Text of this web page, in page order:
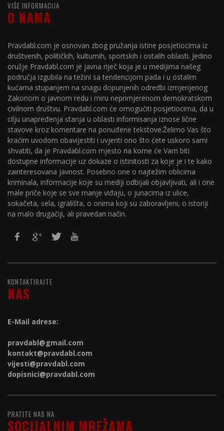
VIŠE INFORMACIJA
O NAMA
Pravdabl.com je osnovan zbog pružanja istine posjetiocima iz
društvenih, političkih, kulturnih, sportskih i ostalih oblasti. Jedino
oružje Pravdabl.com je javna riječ koja je u medijima našeg
područja izgubila na težini sa tendencijom pada i u ostalim
kućama stupanjem na snagu dopunjenih odredbi izmjenjenog
Zakonom o javnom redu i miru neprimjerenom demokratskom
civilnom društvu. Pravdabl.com će omogućiti posjetiocima, da u
cilju unapređenja stanja u oblasti informisanja iznose lične
stavove kroz komentare na ponuđene tekstove.Želimo Vas što
kraćim uvodom obavijestiti i uvjeriti ono što ćete uskoro sami
shvatiti, da je Pravdabl.com mjesto na kome će Vam biti
dostupne informacije uz dokaze o istinitosti za koje je i te kako
zainteresovana javnost. Posebno one o najtežim oblicima
kriminala, informacije koje su mediji odbijali objavljivati, ali i one
male priče koje se sve manje viđaju, o junacima iz ulice,
sokačeta, sela, igrališta, o onima koji su zaboravljeni, o istoriji
na malo drugačiji, ali pravedan način.
KONTAKTIRAJTE
NAS
E-Mail adrese:
pravdabl@gmail.com
kontakt@pravdabl.com
vijesti@pravdabl.com
dopisnici@pravdabl.com
PRATITE NAS NA
SOCIJALNIM MREŽAMA